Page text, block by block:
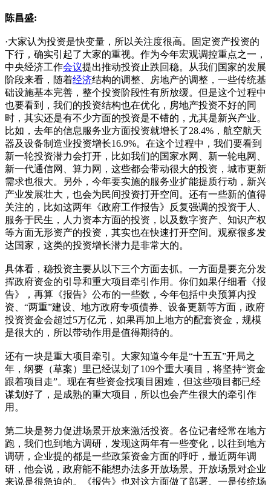
陈昌盛:
·大家认为投资是快变量，所以关注度很高。固定资产投资的
下行，确实引起了大家的重视。作为今年宏观调控重点之一，
中央经济工作会议提出推动投资止跌回稳。从我们国家的发展
阶段来看，随着经济结构的调整、房地产的调整，一些传统基
础设施基本完善，整个投资阶段性有所放缓。但是这个过程中
也要看到，我们的投资结构也在优化，房地产投资不好的同
时，其实还是有不少方面的投资是不错的，尤其是新兴产业。
比如，去年的信息服务业方面投资就增长了28.4%，航空航天
器及设备制造业投资增长16.9%。在这个过程中，我们要看到
新一轮投资潜力会打开，比如我们的国家水网、新一轮电网、
新一代通信网、算力网，这些都会带动很大的投资，城市更新
需求也很大。另外，今年要实施的服务业扩能提质行动，新兴
产业发展壮大，也会为民间投资打开空间。还有一些新的值得
关注的，比如这两年《政府工作报告》反复强调的投资于人、
服务于民生，人力资本方面的投资，以及数字资产、知识产权
等方面无形资产的投资，其实也在快速打开空间。观察很多发
达国家，这类的投资增长潜力是非常大的。
具体看，稳投资主要从以下三个方面去抓。一方面是要充分发
挥政府资金的引导和重大项目牵引作用。你们如果仔细看《报
告》，再算《报告》公布的一些数，今年包括中央预算内投
资、“两重”建设、地方政府专项债券、设备更新等方面，政府
投资资金会超过5万亿元，如果再加上地方的配套资金，规模
是很大的，所以带动作用是值得期待的。
还有一块是重大项目牵引。大家知道今年是“十五五”开局之
年，纲要（草案）里已经谋划了109个重大项目，将坚持“资金
跟着项目走”。现在有些资金找项目困难，但这些项目都已经
谋划好了，是成熟的重大项目，所以也会产生很大的牵引作
用。
第二块是努力促进场景开放来激活投资。各位记者经常在地方
跑，我们也到地方调研，发现这两年有一些变化，以往到地方
调研，企业提的都是一些政策资金方面的呼吁，最近两年调
研，他会说，政府能不能想办法多开放场景。开放场景对企业
来说是很急迫的。《报告》也对这方面做了部署。一是传统场